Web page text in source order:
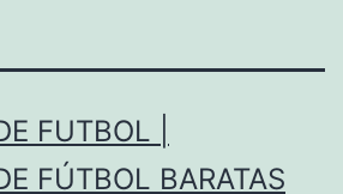
FUTBOL |
FÚTBOL BARATAS